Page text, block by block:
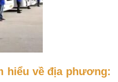
hiểu về địa phương: